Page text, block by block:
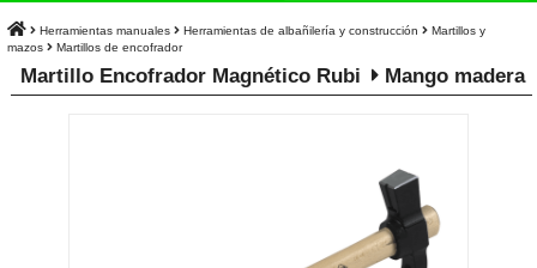
Herramientas manuales Herramientas de albañilería y construcción
Martillos y
mazos
Martillos de encofrador
Martillo Encofrador Magnético Rubi Mango madera